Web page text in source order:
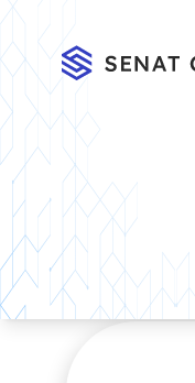
Главная/Каталог